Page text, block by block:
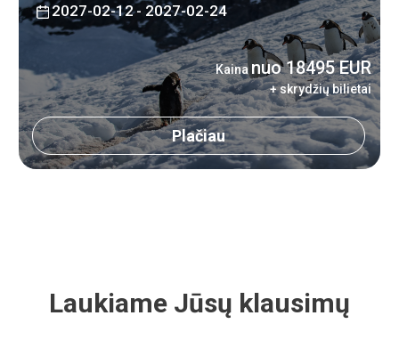
2027-02-12 - 2027-02-24
Kainanuo 18495 EUR
+ skrydžių bilietai
Plačiau
Laukiame Jūsų klausimų